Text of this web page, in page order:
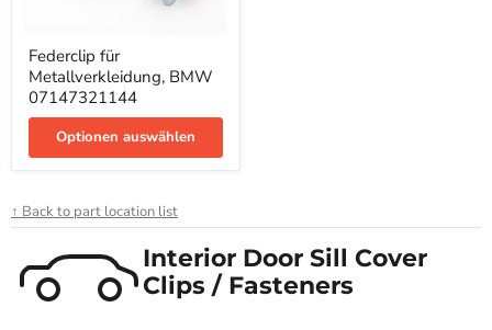
für
Metallverkleidung,
BMW
Federclip für
Metallverkleidung, BMW
07147321144
Optionen auswählen
↑ Back to part location list
Interior Door Sill Cover
Clips / Fasteners